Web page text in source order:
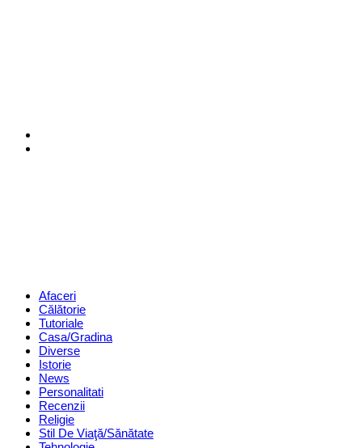
Menu Afaceri
Călătorie
Tutoriale
Casa/Gradina
Diverse
Istorie
News
Personalitati
Recenzii
Religie
Stil De Viaţă/Sănătate